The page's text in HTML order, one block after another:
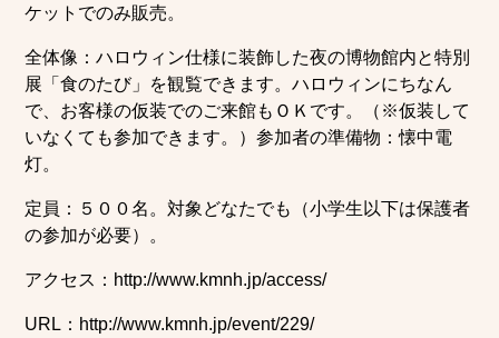
ケットでのみ販売。
全体像：ハロウィン仕様に装飾した夜の博物館内と特別
展「食のたび」を観覧できます。ハロウィンにちなん
で、お客様の仮装でのご来館もＯＫです。（※仮装して
いなくても参加できます。）参加者の準備物：懐中電
灯。
定員：５００名。対象どなたでも（小学生以下は保護者
の参加が必要）。
アクセス：http://www.kmnh.jp/access/
URL：http://www.kmnh.jp/event/229/